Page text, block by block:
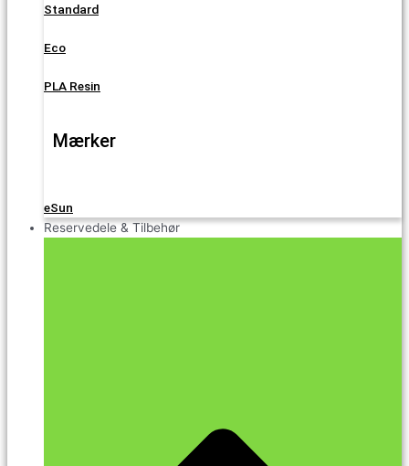
Standard
Eco
PLA Resin
Mærker
eSun
Reservedele & Tilbehør